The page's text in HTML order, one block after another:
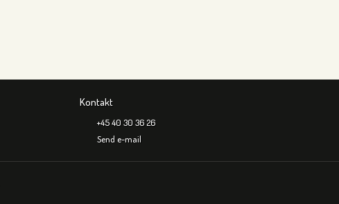
Kontakt
+45 40 30 36 26
Send e-mail